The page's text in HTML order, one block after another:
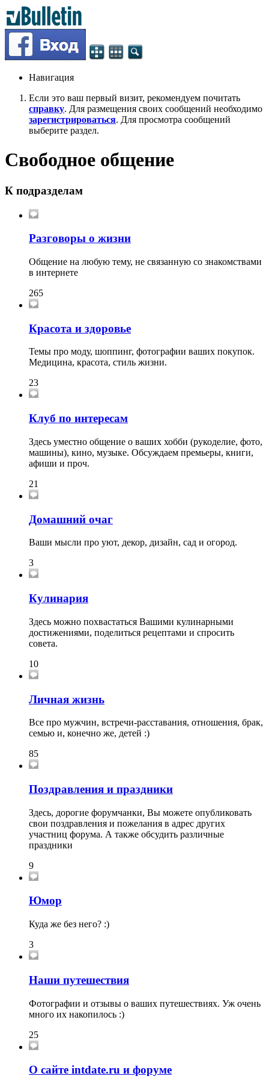
Навигация
Если это ваш первый визит, рекомендуем почитать
справку. Для размещения своих сообщений необходимо
зарегистрироваться. Для просмотра сообщений
выберите раздел.
Свободное общение
К подразделам
Разговоры о жизни
Общение на любую тему, не связанную со знакомствами
в интернете
265
Красота и здоровье
Темы про моду, шоппинг, фотографии ваших покупок.
Медицина, красота, стиль жизни.
23
Клуб по интересам
Здесь уместно общение о ваших хобби (рукоделие, фото,
машины), кино, музыке. Обсуждаем премьеры, книги,
афиши и проч.
21
Домашний очаг
Ваши мысли про уют, декор, дизайн, сад и огород.
3
Кулинария
Здесь можно похвастаться Вашими кулинарными
достижениями, поделиться рецептами и спросить
совета.
10
Личная жизнь
Все про мужчин, встречи-расставания, отношения, брак,
семью и, конечно же, детей :)
85
Поздравления и праздники
Здесь, дорогие форумчанки, Вы можете опубликовать
свои поздравления и пожелания в адрес других
участниц форума. А также обсудить различные
праздники
9
Юмор
Куда же без него? :)
3
Наши путешествия
Фотографии и отзывы о ваших путешествиях. Уж очень
много их накопилось :)
25
О сайте intdate.ru и форуме